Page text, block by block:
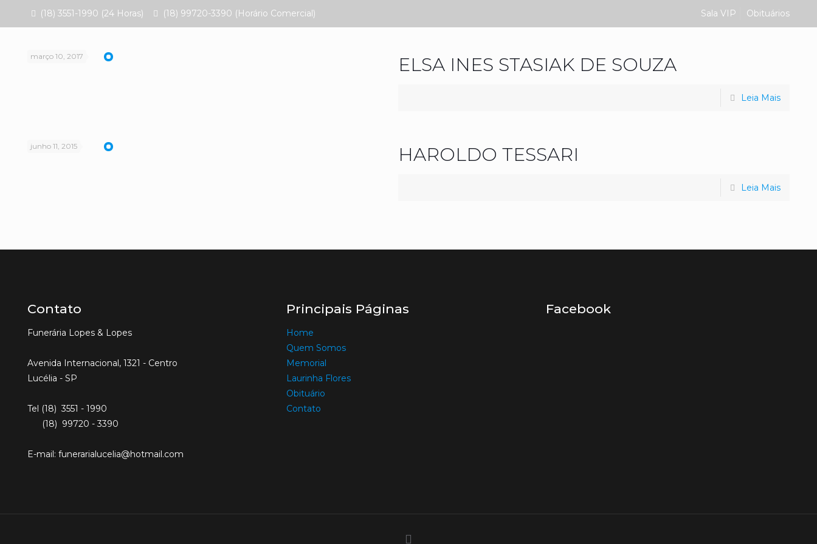
(18) 3551-1990 (24 Horas) (18) 99720-3390 (Horário Comercial) Sala VIP Obituários
março 10, 2017 ELSA INES STASIAK DE SOUZA
Leia Mais
junho 11, 2015 HAROLDO TESSARI
Leia Mais
Contato
Funerária Lopes & Lopes
Avenida Internacional, 1321 - Centro
Lucélia - SP
Tel (18) 3551 - 1990
(18) 99720 - 3390
E-mail: funerarialucelia@hotmail.com
Principais Páginas
Home
Quem Somos
Memorial
Laurinha Flores
Obituário
Contato
Facebook